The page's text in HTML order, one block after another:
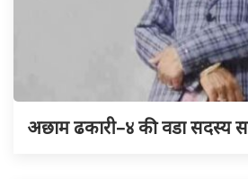
अछाम ढकारी–४ की वडा सदस्य